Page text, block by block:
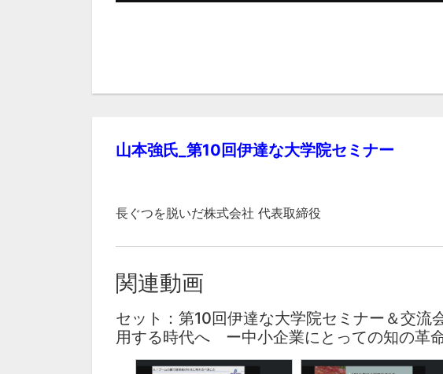
山本強氏_第10回伊達な大学院セミナー
長ぐつを脱いだ株式会社 代表取締役
関連動画
セット：第10回伊達な大学院セミナー＆交
用する時代へ ー中小企業にとっての知の革